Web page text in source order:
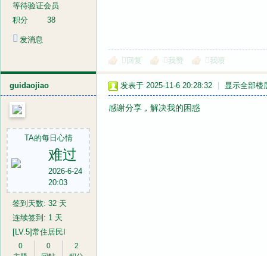
等待验证会员
积分
38
发消息
回复 我赞 我喷
guidaojiao
TA的每日心情
难过
2026-6-24
20:03
签到天数: 32 天
连续签到: 1 天
[LV.5]常住居民I
0
0
2
发表于 2025-11-6 20:28:32 显示全部楼
感谢分享，解决我的困惑